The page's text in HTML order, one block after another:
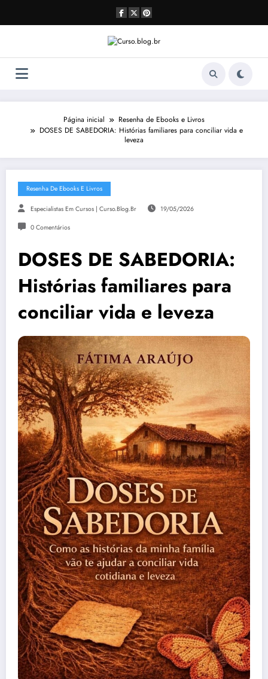
o
Página inicial
Resenha de Ebooks e Livros
DOSES DE SABEDORIA: Histórias familiares para conciliar vida e
leveza
Resenha De Ebooks E Livros
Especialistas Em Cursos | Curso.blog.br 19/05/2026
0 Comentários
DOSES DE SABEDORIA:
Histórias familiares para
conciliar vida e leveza